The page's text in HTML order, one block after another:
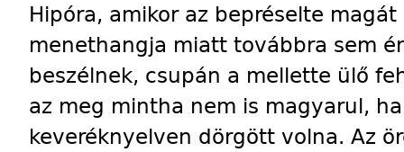
Hipóra, amikor az bepréselte
menethangja miatt továbbra sem
beszélnek, csupán a mellette ülő
az meg mintha nem is magyarul,
keveréknyelven dörgött volna. Az